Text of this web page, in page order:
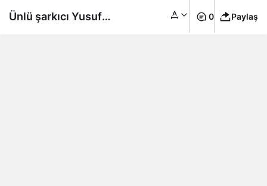
Ünlü şarkıcı Yusuf 0 Paylaş